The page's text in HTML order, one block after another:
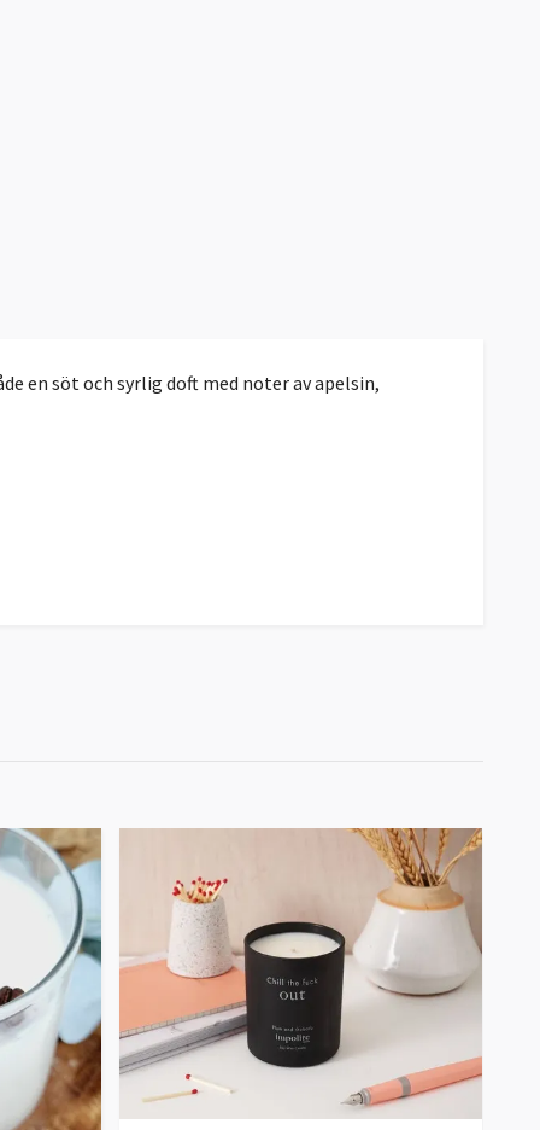
en söt och syrlig doft med noter av apelsin,